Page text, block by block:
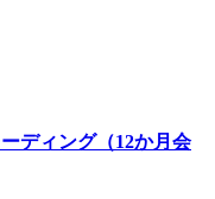
ディング（12か月会